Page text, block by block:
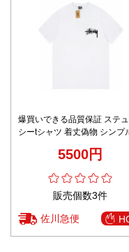
爆買いできる品質保証 ステ
シーtシャツ 着丈偽物 シンプ
人気新作 ホワイト
5500円
販売個数3件
佐川急便